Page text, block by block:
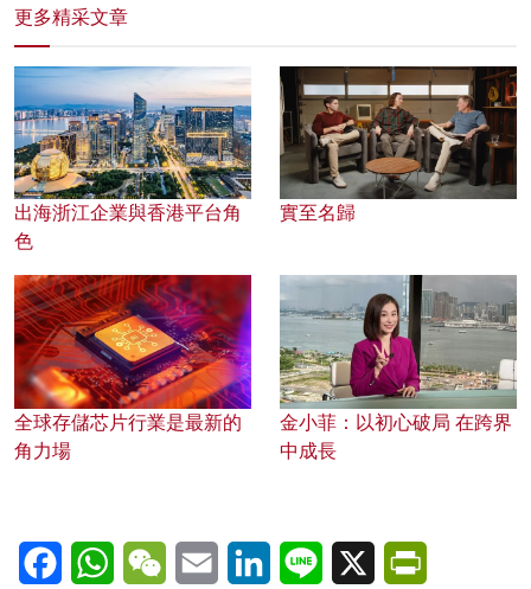
更多精采文章
出海浙江企業與香港平台角
色
實至名歸
全球存儲芯片行業是最新的
角力場
金小菲：以初心破局 在跨界
中成長
FacebookWhatsAppWeChatEmail LinkedInLine X